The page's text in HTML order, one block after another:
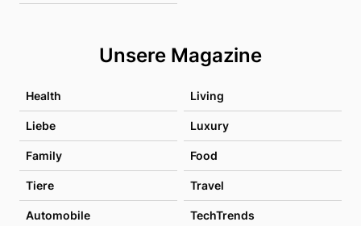
Unsere Magazine
Health Living
Liebe Luxury
Family Food
Tiere Travel
Automobile TechTrends